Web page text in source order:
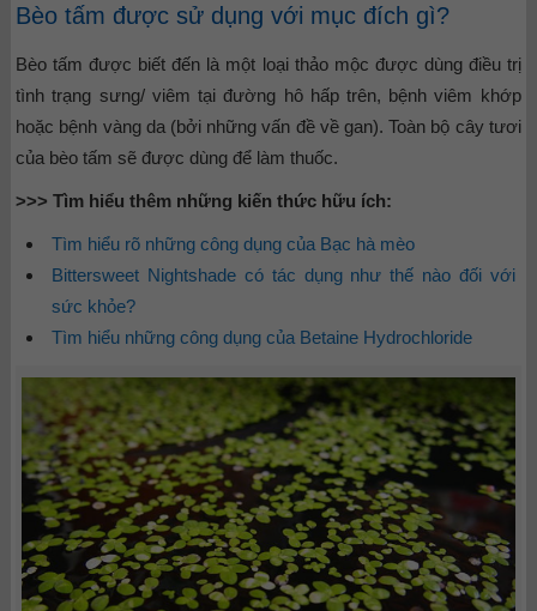
Bèo tấm được sử dụng với mục đích gì?
Bèo tấm được biết đến là một loại thảo mộc được dùng điều trị
tình trạng sưng/ viêm tại đường hô hấp trên, bệnh viêm khớp
hoặc bệnh vàng da (bởi những vấn đề về gan). Toàn bộ cây tươi
của bèo tấm sẽ được dùng để làm thuốc.
>>> Tìm hiểu thêm những kiến thức hữu ích:
Tìm hiểu rõ những công dụng của Bạc hà mèo
Bittersweet Nightshade có tác dụng như thế nào đối với
sức khỏe?
Tìm hiểu những công dụng của Betaine Hydrochloride